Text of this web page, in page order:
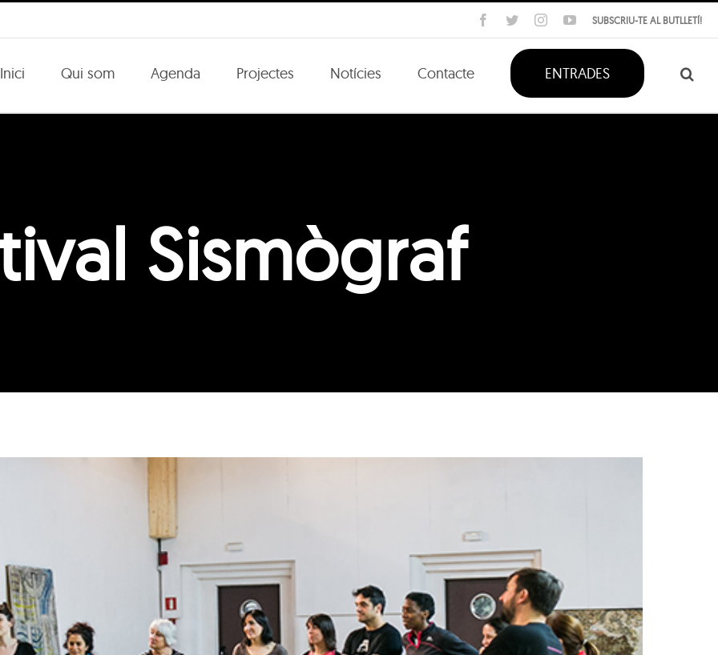
SUBSCRIU-TE AL BUTLLETÍ!
Facebook
TwitterInstagramYouTube
Inici Qui som Agenda Projectes Notícies Contacte ENTRADES
Sismògraf